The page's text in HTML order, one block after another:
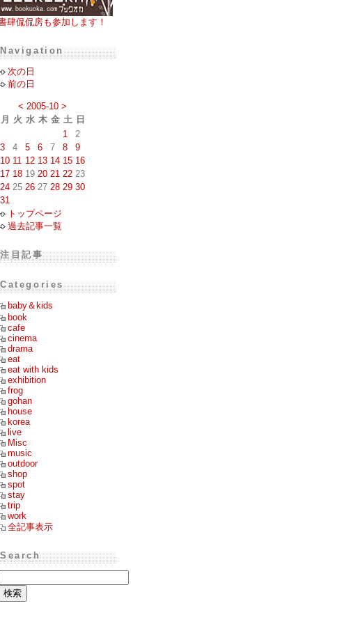
肆侃侃房も参加します！
Navigation
次の日
前の日
< 2005-10 >
月
火 水 木 金 土 日
1
2
3
4 5 6 7 8
9
10 11 12 13 14 15 16
17 18 19 20 21 22 23
24 25 26 27 28 29 30
31
トップページ
過去記事一覧
注目記事
Categories
baby＆kids
book
cafe
cinema
drama
eat
eat with kids
exhibition
frog
gohan
house
korea
live
Misc
music
outdoor
shop
spot
stay
trip
work
全記事表示
Search